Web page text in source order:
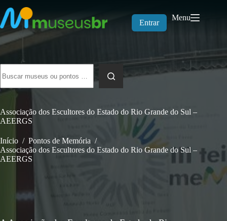
para
o
conteúdo
Entrar
Menu
resultados
Associação dos Escultores do Estado do Rio Grande do Sul –
AEERGS
Início / Pontos de Memória /
Associação dos Escultores do Estado do Rio Grande do Sul –
AEERGS